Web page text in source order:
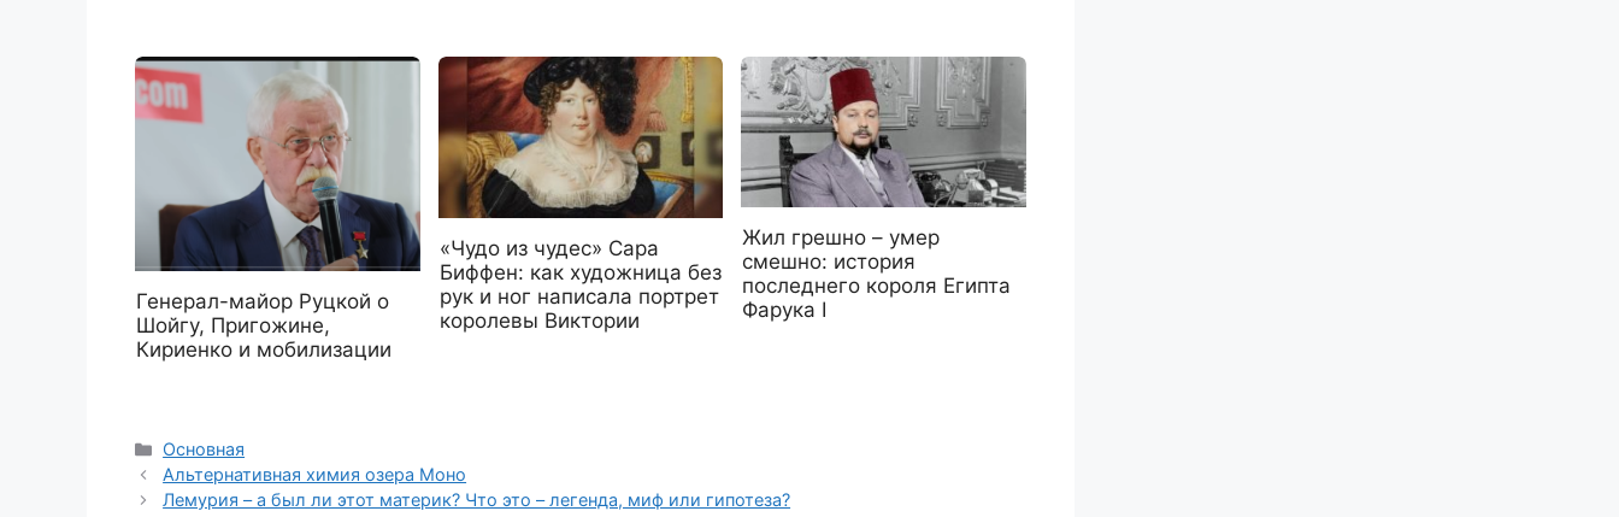
Генерал-майор Руцкой о
Шойгу, Пригожине,
Кириенко и мобилизации
«Чудо из чудес» Сара
Биффен: как художница без
рук и ног написала портрет
королевы Виктории
Жил грешно – умер
смешно: история
последнего короля Египта
Фарука I
Рубрики
Основная
Альтернативная химия озера Моно
Лемурия – а был ли этот материк? Что это – легенда, миф или гипотеза?